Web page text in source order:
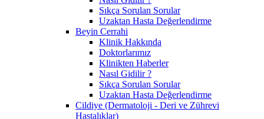
Sıkça Sorulan Sorular
Uzaktan Hasta Değerlendirme
Beyin Cerrahi
Klinik Hakkında
Doktorlarımız
Klinikten Haberler
Nasıl Gidilir ?
Sıkça Sorulan Sorular
Uzaktan Hasta Değerlendirme
Cildiye (Dermatoloji - Deri ve Zührevi
Hastalıklar)